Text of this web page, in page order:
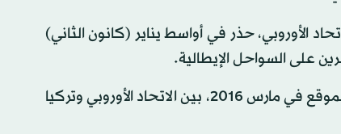
الأوروبي، حذر في أواسط يناير (كانون الثاني)
على السواحل الإيطالية.
ويفترض أن تتناول القمة في لشبونة خصوصًا تأييد التطبيق الفعلي للاتفاق الموقع في مارس 2016، بين الاتحاد الأوروبي وتركيا